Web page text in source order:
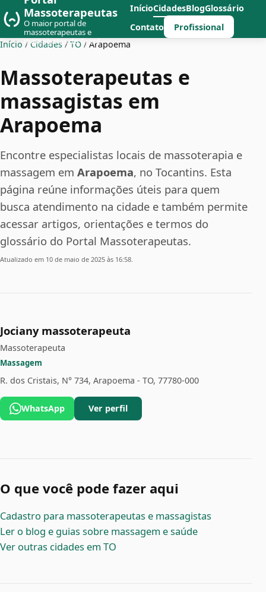
Massoterapeutas
O maior portal de
massoterapeutas e
massagistas do Brasil
InícioCidadesBlogGlossário
Contato
Profissional
Início / Cidades / TO / Arapoema
Massoterapeutas e
massagistas em
Arapoema
Encontre especialistas locais de massoterapia e
massagem em Arapoema, no Tocantins. Esta
página reúne informações úteis para quem
busca atendimento na cidade e também permite
acessar artigos, orientações e termos do
glossário do Portal Massoterapeutas.
Atualizado em 10 de maio de 2025 às 16:58.
Jociany massoterapeuta
Massoterapeuta
Massagem
R. dos Cristais, N° 734, Arapoema - TO, 77780-000
WhatsApp Ver perfil
O que você pode fazer aqui
Cadastro para massoterapeutas e massagistas
Ler o blog e guias sobre massagem e saúde
Ver outras cidades em TO